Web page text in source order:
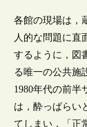
各館の現場は，
人的な問題に直
するように，図
る唯一の公共施
1980年代の前半
は，酔っぱらい
てしまい，「正